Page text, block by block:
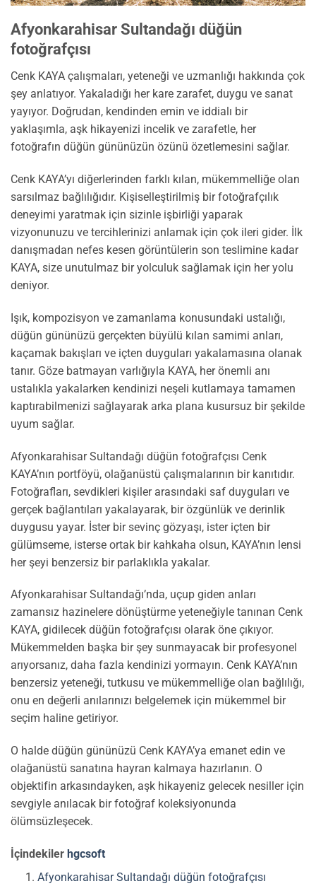
Afyonkarahisar Sultandağı düğün
fotoğrafçısı
Cenk KAYA çalışmaları, yeteneği ve uzmanlığı hakkında çok
şey anlatıyor. Yakaladığı her kare zarafet, duygu ve sanat
yayıyor. Doğrudan, kendinden emin ve iddialı bir
yaklaşımla, aşk hikayenizi incelik ve zarafetle, her
fotoğrafın düğün gününüzün özünü özetlemesini sağlar.
Cenk KAYA’yı diğerlerinden farklı kılan, mükemmelliğe olan
sarsılmaz bağlılığıdır. Kişiselleştirilmiş bir fotoğrafçılık
deneyimi yaratmak için sizinle işbirliği yaparak
vizyonunuzu ve tercihlerinizi anlamak için çok ileri gider. İlk
danışmadan nefes kesen görüntülerin son teslimine kadar
KAYA, size unutulmaz bir yolculuk sağlamak için her yolu
deniyor.
Işık, kompozisyon ve zamanlama konusundaki ustalığı,
düğün gününüzü gerçekten büyülü kılan samimi anları,
kaçamak bakışları ve içten duyguları yakalamasına olanak
tanır. Göze batmayan varlığıyla KAYA, her önemli anı
ustalıkla yakalarken kendinizi neşeli kutlamaya tamamen
kaptırabilmenizi sağlayarak arka plana kusursuz bir şekilde
uyum sağlar.
Afyonkarahisar Sultandağı düğün fotoğrafçısı Cenk
KAYA’nın portföyü, olağanüstü çalışmalarının bir kanıtıdır.
Fotoğrafları, sevdikleri kişiler arasındaki saf duyguları ve
gerçek bağlantıları yakalayarak, bir özgünlük ve derinlik
duygusu yayar. İster bir sevinç gözyaşı, ister içten bir
gülümseme, isterse ortak bir kahkaha olsun, KAYA’nın lensi
her şeyi benzersiz bir parlaklıkla yakalar.
Afyonkarahisar Sultandağı’nda, uçup giden anları
zamansız hazinelere dönüştürme yeteneğiyle tanınan Cenk
KAYA, gidilecek düğün fotoğrafçısı olarak öne çıkıyor.
Mükemmelden başka bir şey sunmayacak bir profesyonel
arıyorsanız, daha fazla kendinizi yormayın. Cenk KAYA’nın
benzersiz yeteneği, tutkusu ve mükemmelliğe olan bağlılığı,
onu en değerli anılarınızı belgelemek için mükemmel bir
seçim haline getiriyor.
O halde düğün gününüzü Cenk KAYA’ya emanet edin ve
olağanüstü sanatına hayran kalmaya hazırlanın. O
objektifin arkasındayken, aşk hikayeniz gelecek nesiller için
sevgiyle anılacak bir fotoğraf koleksiyonunda
ölümsüzleşecek.
İçindekiler hgcsoft
Afyonkarahisar Sultandağı düğün fotoğrafçısı